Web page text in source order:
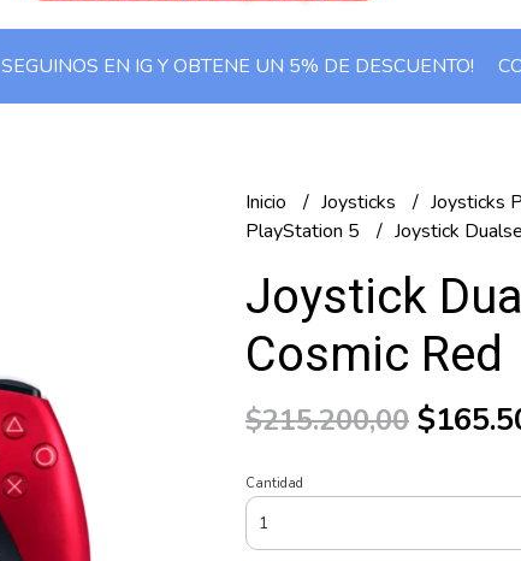
SEGUINOS EN IG Y OBTENE UN 5% DE DESCUENTO!
Inicio Joysticks
Joysticks
PlayStation 5
Joystick
Joystick
Cosmic Red
$215.200,00
Cantidad